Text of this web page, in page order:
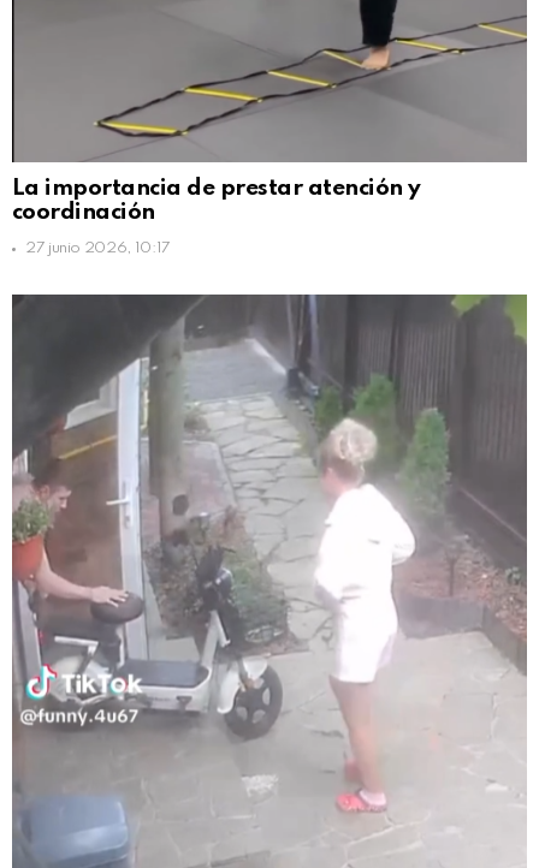
La importancia de prestar atención y
coordinación
27 junio 2026, 10:17